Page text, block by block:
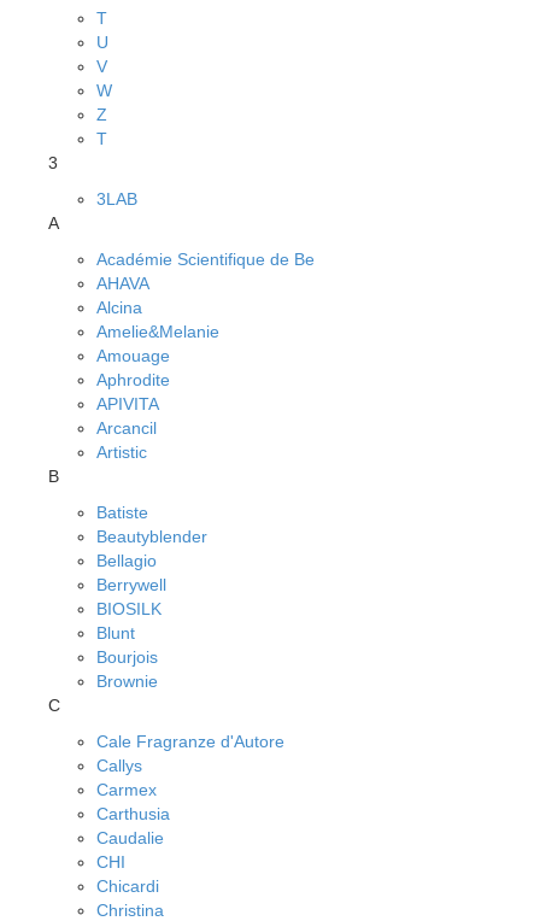
T
U
V
W
Z
Т
3
3LAB
A
Académie Scientifique de Be
AHAVA
Alcina
Amelie&Melanie
Amouage
Aphrodite
APIVITA
Arcancil
Artistic
B
Batiste
Beautyblender
Bellagio
Berrywell
BIOSILK
Blunt
Bourjois
Brownie
C
Cale Fragranze d'Autore
Callys
Carmex
Carthusia
Caudalie
CHI
Chicardi
Christina